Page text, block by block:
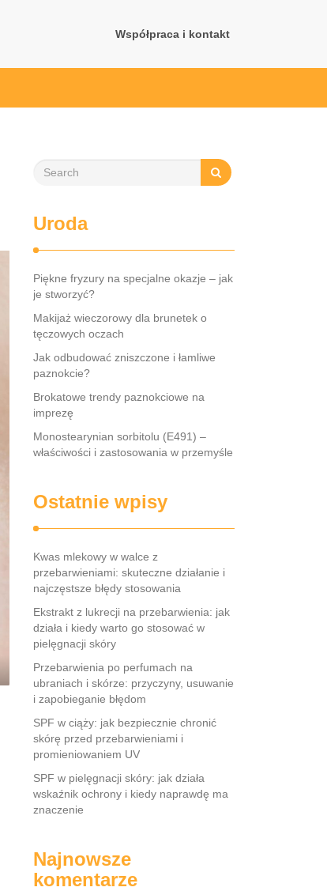
Współpraca i kontakt
Uroda
Piękne fryzury na specjalne okazje – jak
je stworzyć?
Makijaż wieczorowy dla brunetek o
tęczowych oczach
Jak odbudować zniszczone i łamliwe
paznokcie?
Brokatowe trendy paznokciowe na
imprezę
Monostearynian sorbitolu (E491) –
właściwości i zastosowania w przemyśle
Ostatnie wpisy
Kwas mlekowy w walce z
przebarwieniami: skuteczne działanie i
najczęstsze błędy stosowania
Ekstrakt z lukrecji na przebarwienia: jak
działa i kiedy warto go stosować w
pielęgnacji skóry
Przebarwienia po perfumach na
ubraniach i skórze: przyczyny, usuwanie
i zapobieganie błędom
SPF w ciąży: jak bezpiecznie chronić
skórę przed przebarwieniami i
promieniowaniem UV
SPF w pielęgnacji skóry: jak działa
wskaźnik ochrony i kiedy naprawdę ma
znaczenie
Najnowsze
komentarze